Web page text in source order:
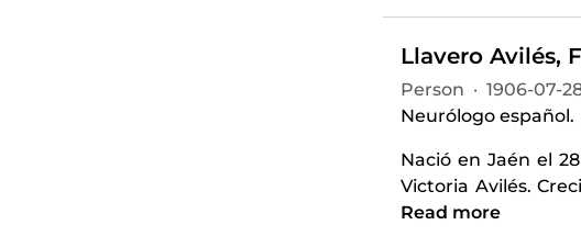
Llavero Avilés,
Person · 1906-07-
Neurólogo español.
Nació en Jaén el
Victoria Avilés.
Read more